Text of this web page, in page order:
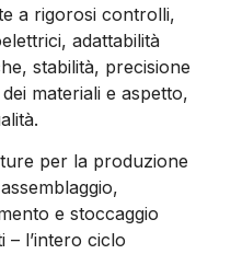
a rigorosi controlli,
adattabilità
stabilità, precisione
materiali e aspetto,
per la produzione
e stoccaggio
– l’intero ciclo